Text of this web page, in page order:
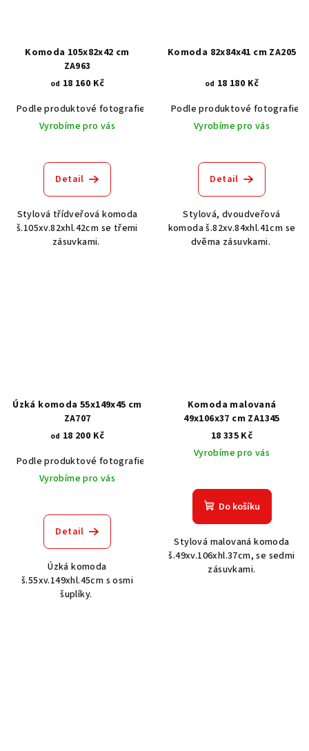
Komoda 105x82x42 cm
ZA963
od 18 160 Kč
Podle produktové fotografie
Akát vintage BT1551
Ořech
Vyrobíme pro vás
Detail
Stylová třídveřová komoda
š.105xv.82xhl.42cm se třemi
zásuvkami.
Komoda 82x84x41 cm ZA205
od 18 180 Kč
Podle produktové fotografie
Vyrobíme pro vás
Detail
Stylová, dvoudveřová
komoda š.82xv.84xhl.41cm se
dvěma zásuvkami.
Úzká komoda 55x149x45 cm
ZA707
od 18 200 Kč
Podle produktové fotografie
Akát vintage BT1551
Vyrobíme pro vás
Detail
Úzká komoda
š.55xv.149xhl.45cm s osmi
šuplíky.
Komoda malovaná
49x106x37 cm ZA1345
18 335 Kč
Vyrobíme pro vás
Do košíku
Stylová malovaná komoda
š.49xv.106xhl.37cm, se sedmi
zásuvkami.